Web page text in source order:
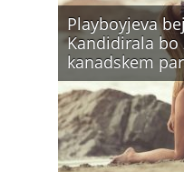
Playboyjeva
Kandidirala bo
kanadskem